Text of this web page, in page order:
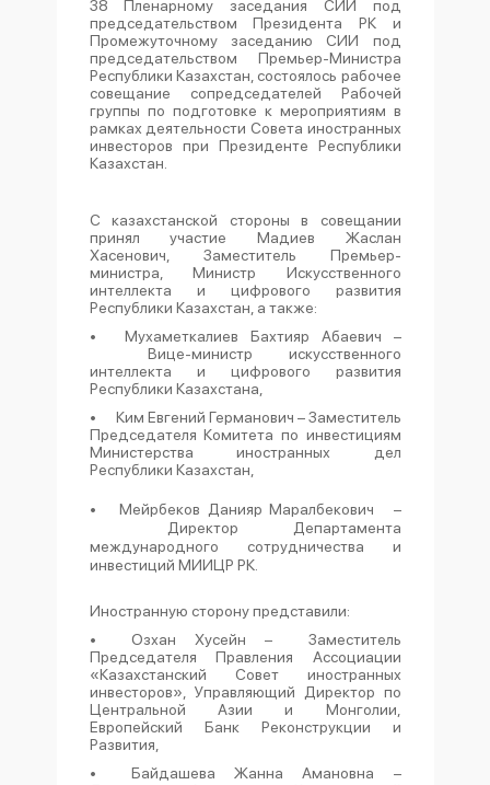
38 Пленарному заседания СИИ под
председательством Президента РК и
Промежуточному заседанию СИИ под
председательством Премьер-Министра
Республики Казахстан, состоялось рабочее
совещание сопредседателей Рабочей
группы по подготовке к мероприятиям в
рамках деятельности Совета иностранных
инвесторов при Президенте Республики
Казахстан.
С казахстанской стороны в совещании
принял участие Мадиев Жаслан
Хасенович, Заместитель Премьер-
министра, Министр Искусственного
интеллекта и цифрового развития
Республики Казахстан, а также:
•
Мухаметкалиев Бахтияр Абаевич –
Вице-министр искусственного
интеллекта и цифрового развития
Республики Казахстана,
•
Ким Евгений Германович – Заместитель
Председателя Комитета по инвестициям
Министерства иностранных дел
Республики Казахстан,
• Мейрбеков Данияр Маралбекович
–
Директор Департамента
международного сотрудничества и
инвестиций МИИЦР РК.
Иностранную сторону представили:
•
Озхан Хусейн –
Заместитель
Председателя Правления Ассоциации
«Казахстанский Совет иностранных
инвесторов», Управляющий Директор по
Центральной Азии и Монголии,
Европейский Банк Реконструкции и
Развития,
•
Байдашева Жанна Амановна –